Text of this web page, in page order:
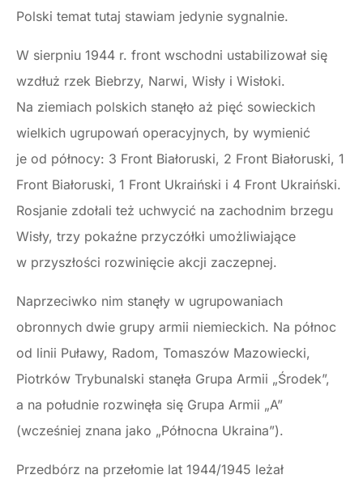
Polski temat tutaj stawiam jedynie sygnalnie.
W sierpniu 1944 r. front wschodni ustabilizował się
wzdłuż rzek Biebrzy, Narwi, Wisły i Wisłoki.
Na ziemiach polskich stanęło aż pięć sowieckich
wielkich ugrupowań operacyjnych, by wymienić
je od północy: 3 Front Białoruski, 2 Front Białoruski, 1
Front Białoruski, 1 Front Ukraiński i 4 Front Ukraiński.
Rosjanie zdołali też uchwycić na zachodnim brzegu
Wisły, trzy pokaźne przyczółki umożliwiające
w przyszłości rozwinięcie akcji zaczepnej.
Naprzeciwko nim stanęły w ugrupowaniach
obronnych dwie grupy armii niemieckich. Na północ
od linii Puławy, Radom, Tomaszów Mazowiecki,
Piotrków Trybunalski stanęła Grupa Armii „Środek”,
a na południe rozwinęła się Grupa Armii „A”
(wcześniej znana jako „Północna Ukraina”).
Przedbórz na przełomie lat 1944/1945 leżał